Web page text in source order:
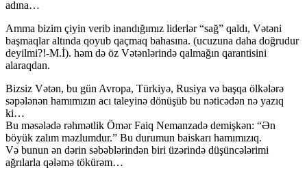
adına…
Amma bizim çiyin verib inandığımız liderlər “sağ” qaldı, Vətəni
başmaqlar altında qoyub qaçmaq bahasına. (ucuzuna daha doğrudur
deyilmi?!-M.İ). həm də öz Vətənlərində qalmağın qarantisini
alaraqdan.
Bizsiz Vətən, bu gün Avropa, Türkiyə, Rusiya və başqa ölkələrə
səpələnən hamımızın acı taleyinə dönüşüb bu nəticədən nə yazıq
ki…
Bu məsələdə rəhmətlik Ömər Faiq Nemanzadə demişkən: “Ən
böyük zalım məzlumdur.” Bu durumun baiskarı hamımızıq.
Və bunun ən dərin səbəblərindən biri üzərində düşüncələrimi
ağrılarla qələmə tökürəm…